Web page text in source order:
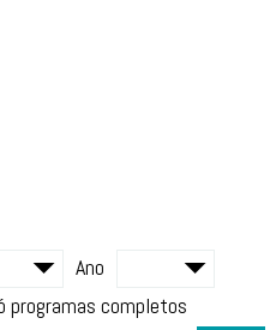
Ano
programas completos